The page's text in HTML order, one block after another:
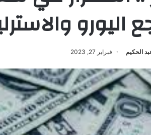
اليورو
الحكيم فبراير 27, 2023